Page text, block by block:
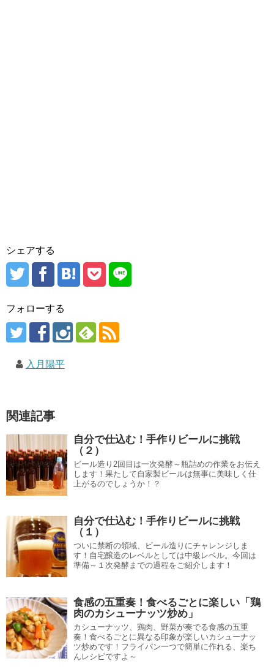
シェアする
フォローする
入月陽平
関連記事
自分で仕込む！手作りビールに挑戦
（２）
ビール造り2回目は一次発酵～瓶詰めの作業をお伝え
します！果たして自家製ビールは無事に美味しく仕
上がるのでしょうか！？
自分で仕込む！手作りビールに挑戦
（１）
ついに禁断の領域、ビール造りにチャレンジしま
す！自宅醸造のレベルとしては中級レベル。今回は
準備～１次発酵までの過程をご紹介します！
食感の五重奏！食べるごとに楽しい「鶏
肉のカシューナッツ炒め」
カシューナッツ、鶏肉、野菜が奏でる食感の五重
奏！食べるごとに異なる印象が楽しいカシューナッ
ツ炒めです！フライパン一つで簡単に作れる、楽ち
んレシピですよ～